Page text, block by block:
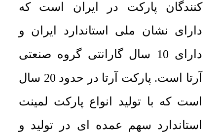
کنندگان پارکت در ایران است که
دارای نشان ملی استاندارد ایران و
دارای 10 سال گارانتی گروه صنعتی
آرتا است. پارکت آرتا در حدود 20 سال
است که با تولید انواع پارکت لمینت
استاندارد سهم عمده ای در تولید و